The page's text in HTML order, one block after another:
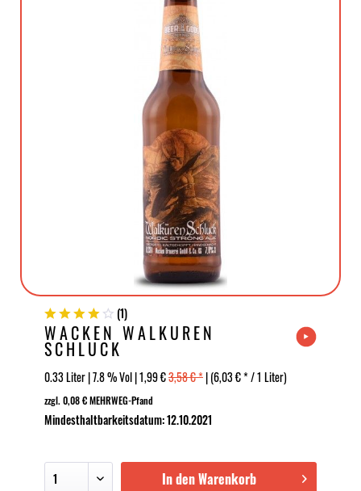
(1)
WACKEN WALKÜREN
SCHLUCK
0.33 Liter | 7.8 % Vol | 1,99 €3,58 € *| (6,03 € * / 1 Liter)
zzgl. 0,08 € MEHRWEG-Pfand
Mindesthaltbarkeitsdatum: 12.10.2021
In den Warenkorb